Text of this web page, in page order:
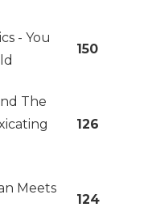
- You
150
The
126
Meets
124